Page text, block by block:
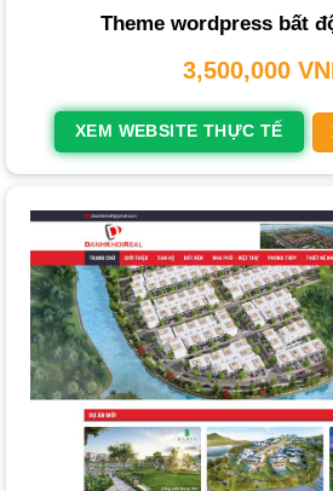
muốn về một trangwebchuyên
Những Tính Năng Cần Có
Bất Động Sản Hiệu Quả
Để mộtweb bất động sảnhoạt
Thông tin cơ bản và chính xác:
email phải được hiển thị rõ ràng.
Danh mục sản phẩm/dự án rõ
sản theo loại hình (căn hộ, biệt thự,
diện tích giúp khách hàng dễ tìm
Hình ảnh và video chất lượng cao
trọng. Hình ảnh sắc nét và video
Theme wordpress bất
3,500,000
XEM WEBSITE THỰC TẾ